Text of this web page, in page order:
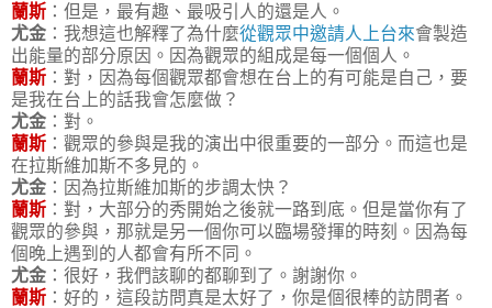
蘭斯 ：但是，最有趣、最吸引人的還是人。
尤金 ：我想這也解釋了為什麼從觀眾中邀請人上台來會製造
出能量的部分原因。因為觀眾的組成是每一個個人。
蘭斯 ：對，因為每個觀眾都會想在台上的有可能是自己，要
是我在台上的話我會怎麼做？
尤金 ：對。
蘭斯 ：觀眾的參與是我的演出中很重要的一部分。而這也是
在拉斯維加斯不多見的。
尤金 ：因為拉斯維加斯的步調太快？
蘭斯 ：對，大部分的秀開始之後就一路到底。但是當你有了
觀眾的參與，那就是另一個你可以臨場發揮的時刻。因為每
個晚上遇到的人都會有所不同。
尤金 ：很好，我們該聊的都聊到了。謝謝你。
蘭斯 ：好的，這段訪問真是太好了，你是個很棒的訪問者。